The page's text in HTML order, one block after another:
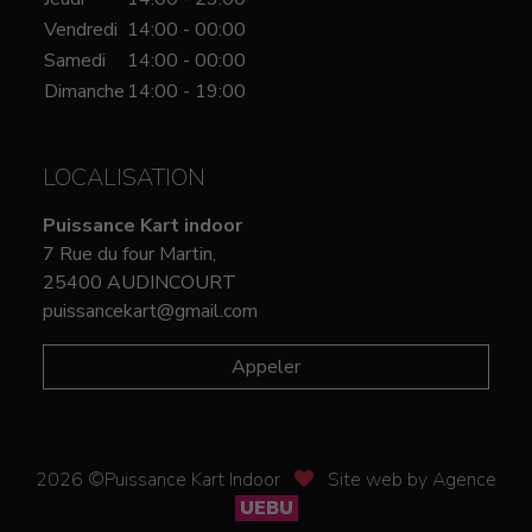
Vendredi 14:00 - 00:00
Samedi
14:00 - 00:00
Dimanche 14:00 - 19:00
LOCALISATION
Puissance Kart indoor
7 Rue du four Martin,
25400 AUDINCOURT
puissancekart@gmail.com
Appeler
2026 ©Puissance Kart Indoor
Site web by Agence
UEBU